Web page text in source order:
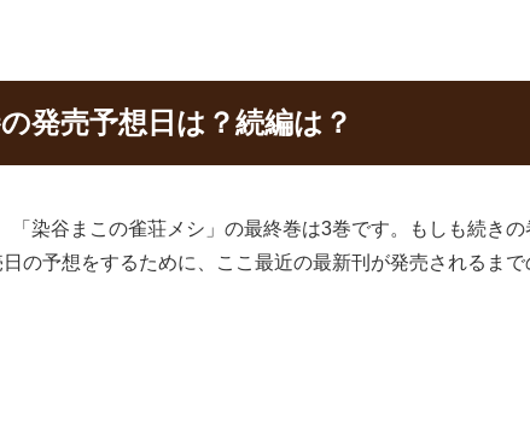
発売予想日は？続編は？
染谷まこの雀荘メシ」の最終巻は3巻です。もしも続き
の予想をするために、ここ最近の最新刊が発売されるま